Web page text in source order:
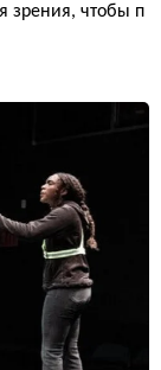
зрения, чтобы п